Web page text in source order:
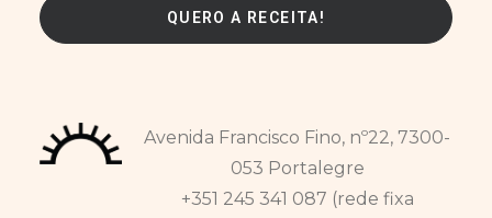
Avenida Francisco Fino, nº22, 7300-
053 Portalegre
+351 245 341 087 (rede fixa